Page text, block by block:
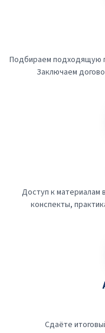
Подбираем подходящую
Заключаем
Доступ к материалам
конспекты,
Сдаёте